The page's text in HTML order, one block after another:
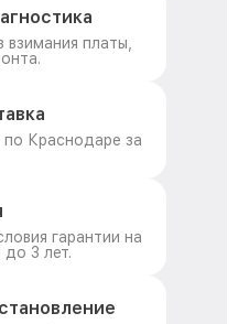
платы,
Краснодаре за
гарантии на
3 лет.